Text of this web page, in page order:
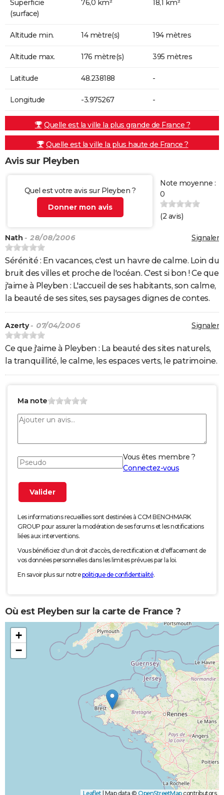
Superficie
(surface)
76,0 km² 18,1 km²
Altitude min. 14 mètre(s) 194 mètres
Altitude max. 176 mètre(s) 395 mètres
Latitude 48.238188 -
Longitude -3.975267 -
Quelle est la ville la plus grande de France ?
Quelle est la ville la plus haute de France ?
Avis sur Pleyben
Quel est votre avis sur Pleyben ?
Donner mon avis
Note moyenne :
0
(2 avis)
Signaler
Nath - 28/08/2006
Sérénité : En vacances, c'est un havre de calme. Loin du
bruit des villes et proche de l'océan. C'est si bon ! Ce que
j'aime à Pleyben : L'accueil de ses habitants, son calme,
la beauté de ses sites, ses paysages dignes de contes.
Signaler
Azerty- 07/04/2006
Ce que j'aime à Pleyben : La beauté des sites naturels,
la tranquillité, le calme, les espaces verts, le patrimoine.
Ma note
Vous êtes membre ?
Connectez-vous
Les informations recueillies sont destinées à CCM BENCHMARK
GROUP pour assurer la modération de ses forums et les notifications
liées aux interventions.
Vous bénéficiez d'un droit d'accès, de rectification et d'effacement de
vos données personnelles dans les limites prévues par la loi.
En savoir plus sur notrepolitique de confidentialité.
Où est Pleyben sur la carte de France ?
+
−
Leaflet Map data © OpenStreetMapcontributors